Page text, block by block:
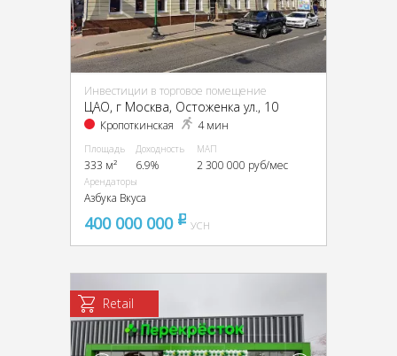
Инвестиции в торговое помещение
ЦАО, г Москва, Остоженка ул., 10
Кропоткинская 4 мин
Площадь
333 м²
Доходность
6.9%
МАП
2 300 000 руб/мес
Арендаторы
Азбука Вкуса
400 000 000 pуб
УСН
Retail